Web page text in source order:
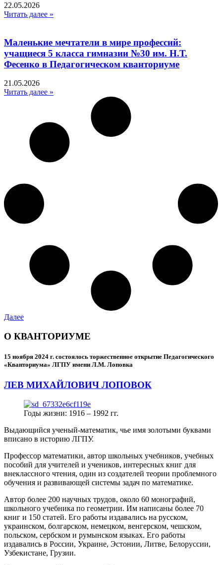
22.05.2026
Читать далее »
Маленькие мечтатели в мире профессий:
учащиеся 5 класса гимназии №30 им. Н.Т.
Фесенко в Педагогическом кванториуме
21.05.2026
Читать далее »
Далее
О КВАНТОРИУМЕ
15 ноября 2024 г. состоялось торжественное открытие Педагогического
«Кванториума» ЛГПУ имени Л.М. Лоповка
ЛЕВ МИХАЙЛОВИЧ ЛОПОВОК
Годы жизни: 1916 – 1992 гг.
Выдающийся ученый-математик, чье имя золотыми буквами
вписано в историю ЛГПУ.
Профессор математики, автор школьных учебников, учебных
пособий для учителей и учеников, интересных книг для
внеклассного чтения, один из создателей теории проблемного
обучения и развивающей системы задач по математике.
Автор более 200 научных трудов, около 60 монографий,
школьного учебника по геометрии. Им написаны более 70
книг и 150 статей. Его работы издавались на русском,
украинском, болгарском, немецком, венгерском, чешском,
польском, сербском и румынском языках. Его работы
издавались в России, Украине, Эстонии, Литве, Белоруссии,
Узбекистане, Грузии.